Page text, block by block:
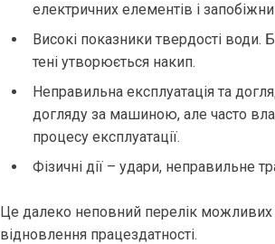
електричних елементів і
Високі показники твердості води.
тені утворюється накип.
Неправильна експлуатація та
догляду за машиною, але часто
процесу експлуатації.
Фізичні дії – удари, неправильне
Це далеко неповний перелік можливих
відновлення працездатності.